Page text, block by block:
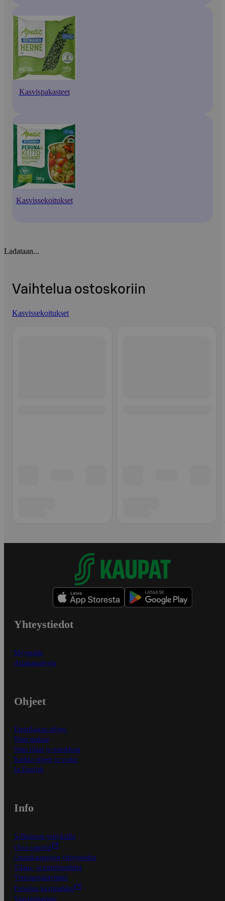
Kasvispakasteet
Kasvissekoitukset
Ladataan...
Vaihtelua ostoskoriin
Kasvissekoitukset
Yhteystiedot
Myymälät
Asiakaspalvelu
Ohjeet
Ensitilaajan ohjeet
Näin maksat
Näin tilaat ja muokkaat
Kaikki ohjeet ja vinkit
In English
Info
S-Business yrityksille
Oiva-raportit
Osuuskauppojen yhteystiedot
Tilaus- ja toimitusehdot
Tietosuojakäytäntö
Palvelun käyttöehdot
Saavutettavuus